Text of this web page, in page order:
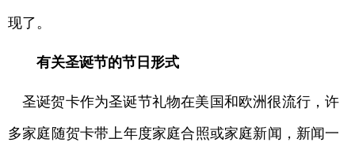
现了。
有关圣诞节的节日形式
圣诞贺卡作为圣诞节礼物在美国和欧洲很流行，许
多家庭随贺卡带上年度家庭合照或家庭新闻，新闻一